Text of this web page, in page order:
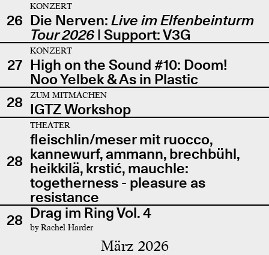
26
KONZERT
Die Nerven: Live im Elfenbeinturm
Tour 2026| Support: V3G
27
KONZERT
High on the Sound #10: Doom!
Noo Yelbek & As in Plastic
28
ZUM MITMACHEN
IGTZ Workshop
28
THEATER
fleischlin/meser mit ruocco,
kannewurf, ammann, brechbühl,
heikkilä, krstić, mauchle:
togetherness - pleasure as
resistance
28 Drag im Ring Vol. 4
by Rachel Harder
März 2026